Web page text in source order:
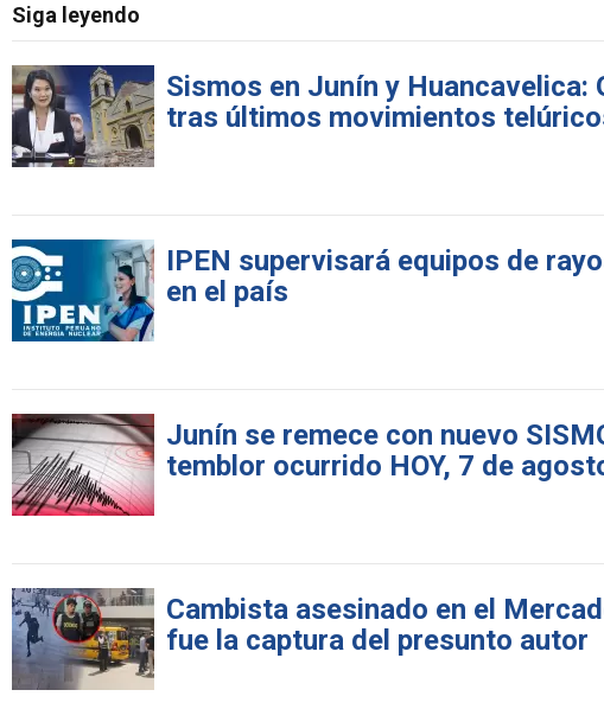
Siga leyendo
Sismos en Junín y
tras últimos movimientos
IPEN supervisará equipos de
en el país
Junín se remece con nuevo
temblor ocurrido HOY, 7 de
Cambista asesinado en el
fue la captura del presunto autor